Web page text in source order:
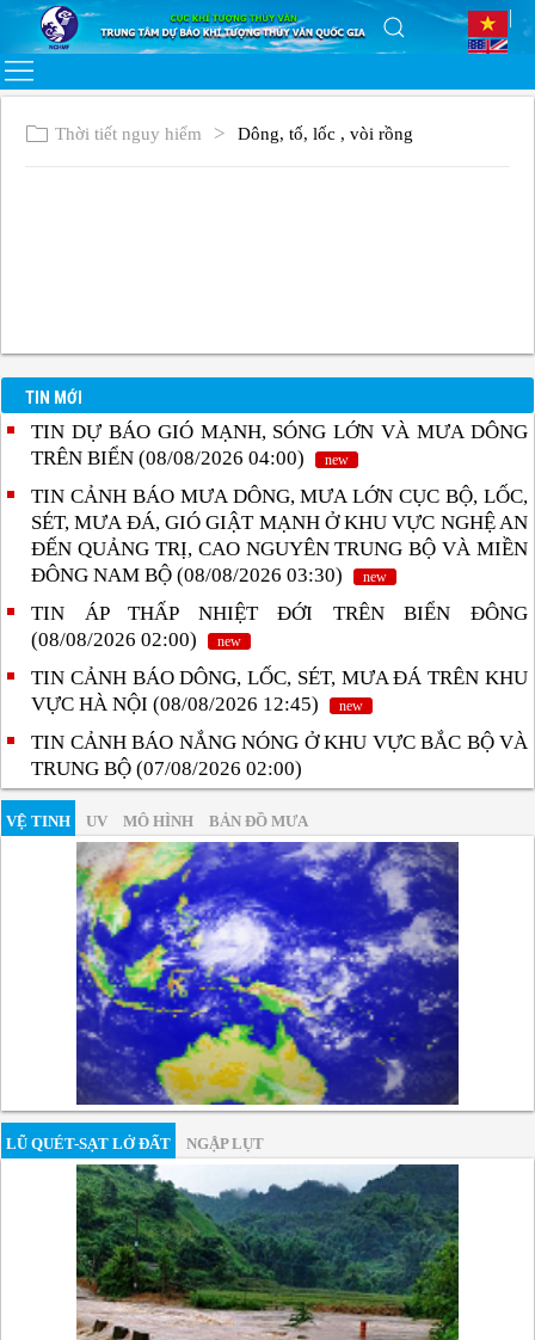
Thời tiết nguy hiểm Dông, tố, lốc , vòi rồng
TIN MỚI
TIN DỰ BÁO GIÓ MẠNH, SÓNG LỚN VÀ MƯA DÔNG
TRÊN BIỂN (08/08/2026 04:00)
new
TIN CẢNH BÁO MƯA DÔNG, MƯA LỚN CỤC BỘ, LỐC,
SÉT, MƯA ĐÁ, GIÓ GIẬT MẠNH Ở KHU VỰC NGHỆ AN
ĐẾN QUẢNG TRỊ, CAO NGUYÊN TRUNG BỘ VÀ MIỀN
ĐÔNG NAM BỘ (08/08/2026 03:30)
new
TIN ÁP THẤP NHIỆT ĐỚI TRÊN BIỂN ĐÔNG
(08/08/2026 02:00)
new
TIN CẢNH BÁO DÔNG, LỐC, SÉT, MƯA ĐÁ TRÊN KHU
VỰC HÀ NỘI (08/08/2026 12:45)
new
TIN CẢNH BÁO NẮNG NÓNG Ở KHU VỰC BẮC BỘ VÀ
TRUNG BỘ (07/08/2026 02:00)
VỆ TINH UV MÔ HÌNH BẢN ĐỒ MƯA
LŨ QUÉT-SẠT LỞ ĐẤT NGẬP LỤT